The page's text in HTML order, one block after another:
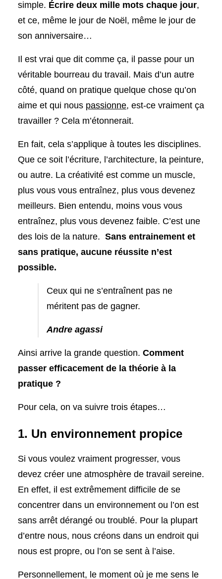
simple. Écrire deux mille mots chaque jour,
et ce, même le jour de Noël, même le jour de
son anniversaire…
Il est vrai que dit comme ça, il passe pour un
véritable bourreau du travail. Mais d’un autre
côté, quand on pratique quelque chose qu’on
aime et qui nous passionne, est-ce vraiment ça
travailler ? Cela m’étonnerait.
En fait, cela s’applique à toutes les disciplines.
Que ce soit l’écriture, l’architecture, la peinture,
ou autre. La créativité est comme un muscle,
plus vous vous entraînez, plus vous devenez
meilleurs. Bien entendu, moins vous vous
entraînez, plus vous devenez faible. C’est une
des lois de la nature. Sans entrainement et
sans pratique, aucune réussite n’est
possible.
Ceux qui ne s’entraînent pas ne
méritent pas de gagner.
Andre agassi
Ainsi arrive la grande question. Comment
passer efficacement de la théorie à la
pratique ?
Pour cela, on va suivre trois étapes…
1. Un environnement propice
Si vous voulez vraiment progresser, vous
devez créer une atmosphère de travail sereine.
En effet, il est extrêmement difficile de se
concentrer dans un environnement ou l’on est
sans arrêt dérangé ou troublé. Pour la plupart
d’entre nous, nous créons dans un endroit qui
nous est propre, ou l’on se sent à l’aise.
Personnellement, le moment où je me sens le